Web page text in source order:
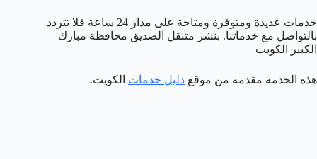
خدمات عديدة ومتوفرة ومتاحة على مدار 24 ساعة فلا تتردد
بالتواصل مع خدماتنا. بنشر متنقل الصديق محافظة مبارك
الكبير الكويت
هذه الخدمة مقدمة من موقع دليل خدمات الكويت.